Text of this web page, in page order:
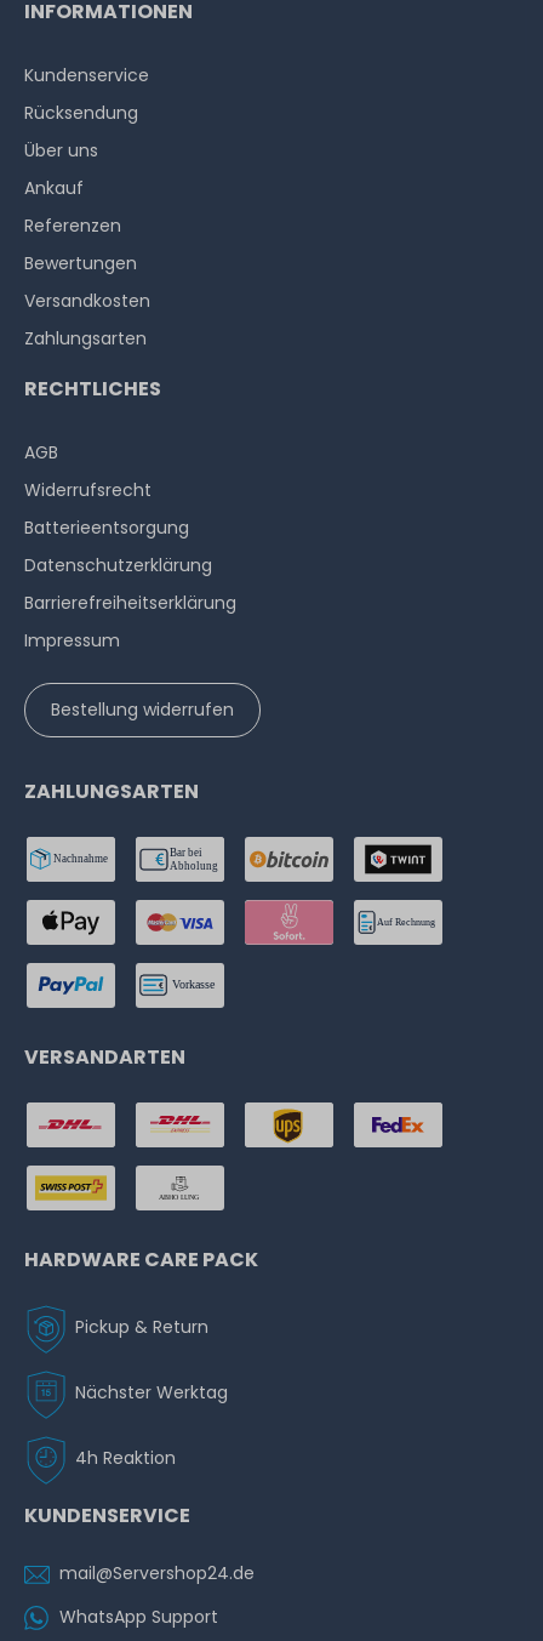
INFORMATIONEN
Kundenservice
Rücksendung
Über uns
Ankauf
Referenzen
Bewertungen
Versandkosten
Zahlungsarten
RECHTLICHES
AGB
Widerrufs­recht
Batterieentsorgung
Datenschutzerklärung
Barrierefreiheitserklärung
Impressum
Bestellung widerrufen
ZAHLUNGSARTEN
VERSANDARTEN
HARDWARE CARE PACK
Pickup & Return
Nächster Werktag
4h Reaktion
KUNDENSERVICE
mail@Servershop24.de
WhatsApp Support